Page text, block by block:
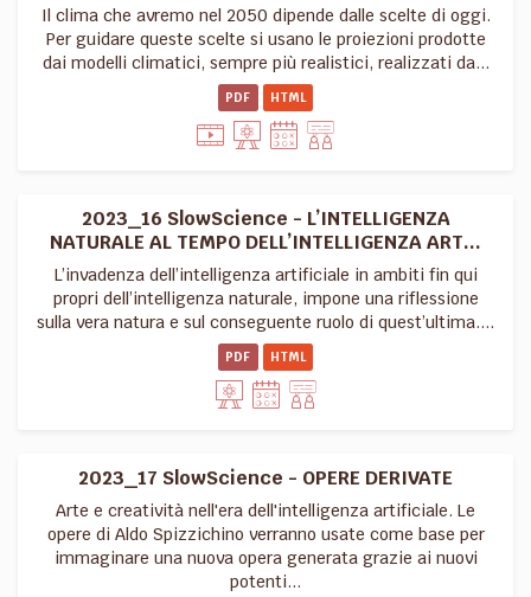
Il clima che avremo nel 2050 dipende dalle scelte di oggi.
Per guidare queste scelte si usano le proiezioni prodotte
dai modelli climatici, sempre più realistici, realizzati da...
PDF HTML
2023_16 SlowScience - L’INTELLIGENZA
NATURALE AL TEMPO DELL’INTELLIGENZA ART...
L’invadenza dell’intelligenza artificiale in ambiti fin qui
propri dell’intelligenza naturale, impone una riflessione
sulla vera natura e sul conseguente ruolo di quest’ultima....
PDF HTML
2023_17 SlowScience - OPERE DERIVATE
Arte e creatività nell'era dell'intelligenza artificiale. Le
opere di Aldo Spizzichino verranno usate come base per
immaginare una nuova opera generata grazie ai nuovi
potenti...